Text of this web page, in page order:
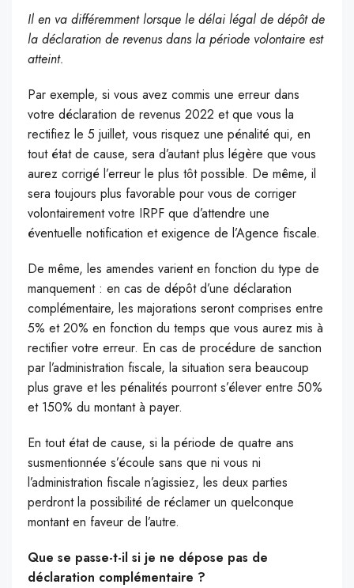
Il en va différemment lorsque le délai légal de dépôt de
la déclaration de revenus dans la période volontaire est
atteint.
Par exemple, si vous avez commis une erreur dans
votre déclaration de revenus 2022 et que vous la
rectifiez le 5 juillet, vous risquez une pénalité qui, en
tout état de cause, sera d’autant plus légère que vous
aurez corrigé l’erreur le plus tôt possible. De même, il
sera toujours plus favorable pour vous de corriger
volontairement votre IRPF que d’attendre une
éventuelle notification et exigence de l’Agence fiscale.
De même, les amendes varient en fonction du type de
manquement : en cas de dépôt d’une déclaration
complémentaire, les majorations seront comprises entre
5% et 20% en fonction du temps que vous aurez mis à
rectifier votre erreur. En cas de procédure de sanction
par l’administration fiscale, la situation sera beaucoup
plus grave et les pénalités pourront s’élever entre 50%
et 150% du montant à payer.
En tout état de cause, si la période de quatre ans
susmentionnée s’écoule sans que ni vous ni
l’administration fiscale n’agissiez, les deux parties
perdront la possibilité de réclamer un quelconque
montant en faveur de l’autre.
Que se passe-t-il si je ne dépose pas de
déclaration complémentaire ?